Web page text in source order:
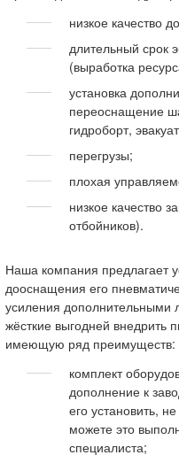
низкое качество
длительный срок
(выработка
установка
переоснащение
гидроборт,
перегрузы;
плохая
низкое качество
отбойников).
Наша компания предлагает
дооснащения его
усиления дополнительными
жёсткие выгодней внедрить
имеющую ряд преимуществ:
комплект
дополнение к
его установить,
можете это
специалиста;